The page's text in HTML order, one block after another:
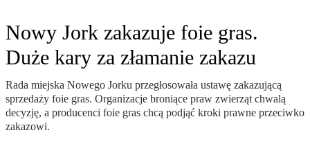
Nowy Jork zakazuje foie gras.
Duże kary za złamanie zakazu
Rada miejska Nowego Jorku przegłosowała ustawę zakazującą
sprzedaży foie gras. Organizacje broniące praw zwierząt chwalą
decyzję, a producenci foie gras chcą podjąć kroki prawne przeciwko
zakazowi.